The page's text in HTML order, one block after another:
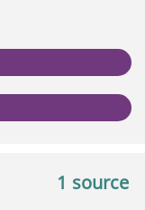
1 source